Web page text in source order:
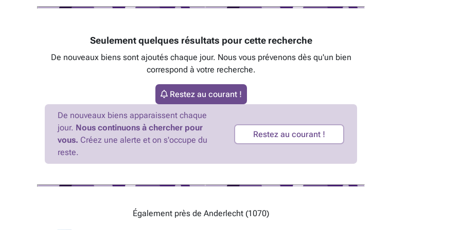
Seulement quelques résultats pour cette recherche
De nouveaux biens sont ajoutés chaque jour. Nous vous prévenons dès qu'un bien
correspond à votre recherche.
Restez au courant !
De nouveaux biens apparaissent chaque
jour. Nous continuons à chercher pour
vous. Créez une alerte et on s'occupe du
reste.
Restez au courant !
Également près de Anderlecht (1070)